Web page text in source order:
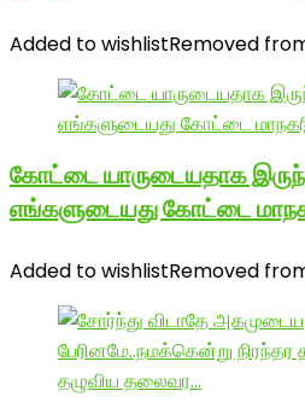
Added to wishlistRemoved
கோட்டை யாருடையதாக
எங்களுடையது கோட்டை
Added to wishlistRemoved